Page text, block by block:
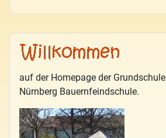
auf der Homepage der Grundschule
Nürnberg Bauernfeindschule.